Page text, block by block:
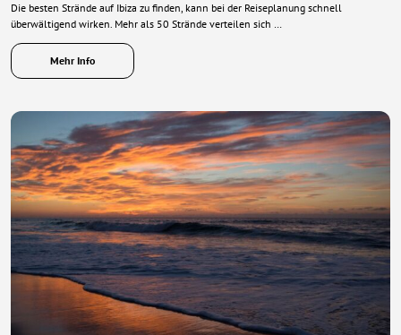
Die besten Strände auf Ibiza zu finden, kann bei der Reiseplanung schnell
überwältigend wirken. Mehr als 50 Strände verteilen sich …
Mehr Info